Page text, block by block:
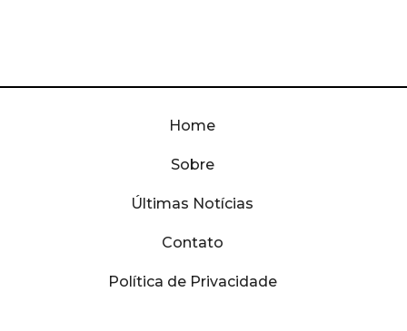
Home
Sobre
Últimas Notícias
Contato
Política de Privacidade